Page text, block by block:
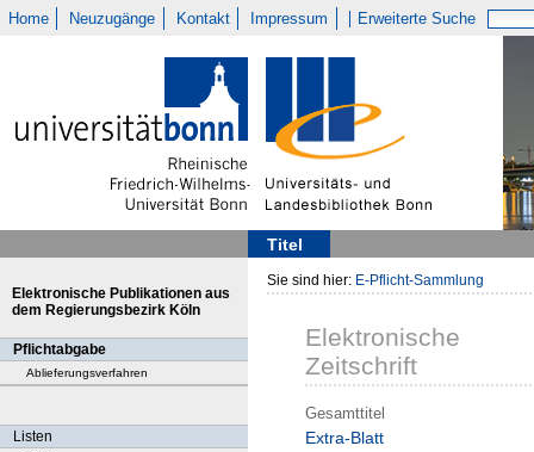
Home Neuzugänge Kontakt Impressum Erweiterte Suche
Titel
Elektronische Publikationen aus
dem Regierungsbezirk Köln
Pflichtabgabe
Ablieferungsverfahren
Listen
Sie sind hier: E-Pflicht-Sammlung
Elektronische
Zeitschrift
Gesamttitel
Extra-Blatt